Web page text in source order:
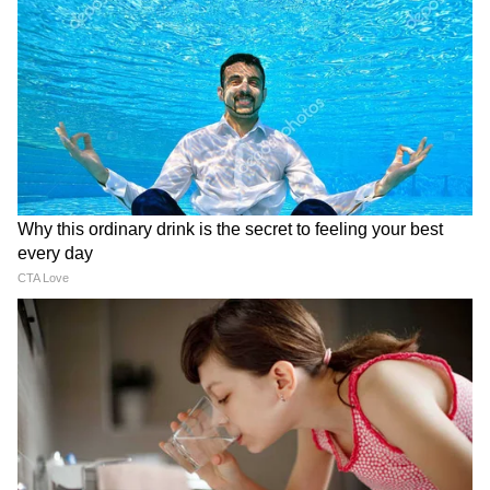
DOWNLOAD APP
RECOMMENDED STORIES